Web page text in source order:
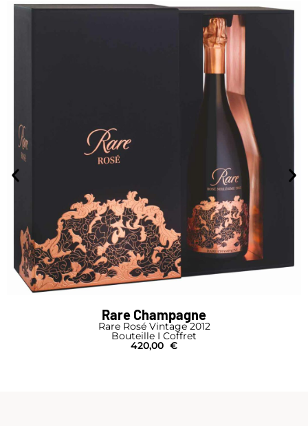
Rare Champagne
Rare Rosé Vintage 2012
Bouteille I Coffret
420,00 €